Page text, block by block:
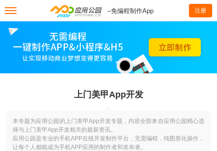
--免编程制作App 注册
上门美甲App开发
本专题为应用公园的上门美甲App开发专题，内容全部来自应用公园精心选
择与上门美甲App开发相关的最新资讯。
应用公园是专业的手机APP在线开发制作平台，无需编程，纯图形化操作，
让每个人都能成为手机APP应用的制作者和发布者。